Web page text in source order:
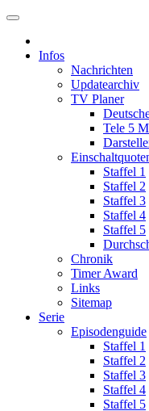
Infos
Nachrichten
Updatearchiv
TV Planer
Tele 5
Staffel 1
Staffel 2
Staffel 3
Staffel 4
Staffel 5
Chronik
Timer Award
Links
Sitemap
Serie
Episodenguide
Staffel 1
Staffel 2
Staffel 3
Staffel 4
Staffel 5